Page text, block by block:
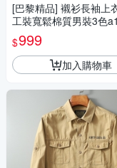
[巴黎精品] 襯衫長袖上
工裝寬鬆棉質男裝3色
$999
加入購物車